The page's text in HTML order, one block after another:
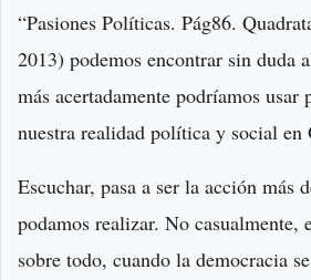
“Pasiones Políticas. Pág86.
2013) podemos encontrar sin duda
más acertadamente podríamos usar
nuestra realidad política y social en
Escuchar, pasa a ser la acción más
podamos realizar. No casualmente,
sobre todo, cuando la democracia